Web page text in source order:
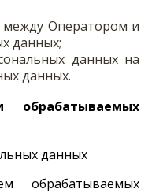
Оператором и
данных;
данных на
данных.
данных
обрабатываемых